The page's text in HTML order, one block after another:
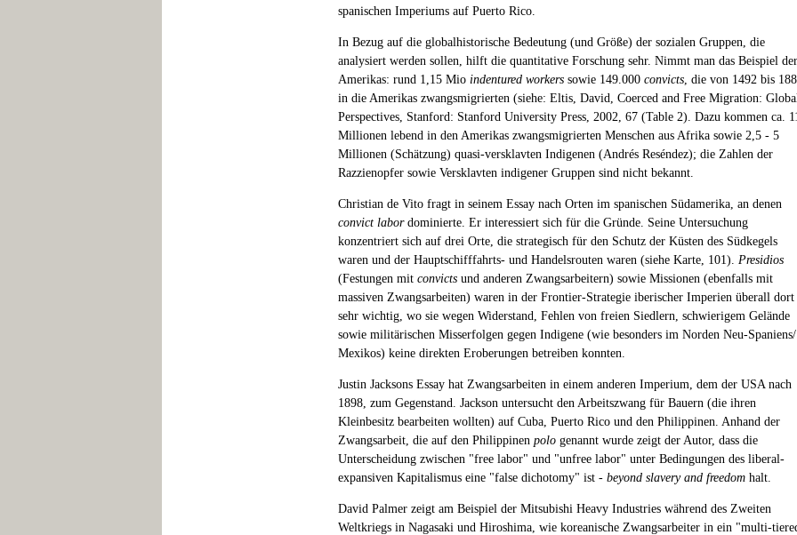
spanischen Imperiums auf Puerto Rico.
In Bezug auf die globalhistorische Bedeutung (und Größe) der sozialen Gruppen, die
analysiert werden sollen, hilft die quantitative Forschung sehr. Nimmt man das Beispiel der
Amerikas: rund 1,15 Mio indentured workers sowie 149.000 convicts, die von 1492 bis
in die Amerikas zwangsmigrierten (siehe: Eltis, David, Coerced and Free Migration:
Perspectives, Stanford: Stanford University Press, 2002, 67 (Table 2). Dazu kommen ca.
Millionen lebend in den Amerikas zwangsmigrierten Menschen aus Afrika sowie 2,5 - 5
Millionen (Schätzung) quasi-versklavten Indigenen (Andrés Reséndez); die Zahlen der
Razzienopfer sowie Versklavten indigener Gruppen sind nicht bekannt.
Christian de Vito fragt in seinem Essay nach Orten im spanischen Südamerika, an denen
convict labordominierte. Er interessiert sich für die Gründe. Seine Untersuchung
konzentriert sich auf drei Orte, die strategisch für den Schutz der Küsten des Südkegels
waren und der Hauptschifffahrts- und Handelsrouten waren (siehe Karte, 101). Presidios
(Festungen mit convicts und anderen Zwangsarbeitern) sowie Missionen (ebenfalls mit
massiven Zwangsarbeiten) waren in der Frontier-Strategie iberischer Imperien überall dort
sehr wichtig, wo sie wegen Widerstand, Fehlen von freien Siedlern, schwierigem Gelände
sowie militärischen Misserfolgen gegen Indigene (wie besonders im Norden Neu-Spaniens/
Mexikos) keine direkten Eroberungen betreiben konnten.
Justin Jacksons Essay hat Zwangsarbeiten in einem anderen Imperium, dem der USA nach
1898, zum Gegenstand. Jackson untersucht den Arbeitszwang für Bauern (die ihren
Kleinbesitz bearbeiten wollten) auf Cuba, Puerto Rico und den Philippinen. Anhand der
Zwangsarbeit, die auf den Philippinen polo genannt wurde zeigt der Autor, dass die
Unterscheidung zwischen "free labor" und "unfree labor" unter Bedingungen des liberal-
expansiven Kapitalismus eine "false dichotomy" ist - beyond slavery and freedom halt.
David Palmer zeigt am Beispiel der Mitsubishi Heavy Industries während des Zweiten
Weltkriegs in Nagasaki und Hiroshima, wie koreanische Zwangsarbeiter in ein "multi-